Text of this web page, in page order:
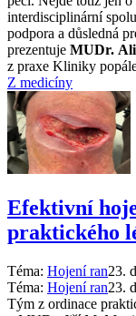
interdisciplinární
podpora a důsledná
prezentuje MUDr.
z praxe Kliniky
Z medicíny
Efektivní
praktického
Téma: Hojení ran23.
Téma: Hojení ran23.
Tým z ordinace